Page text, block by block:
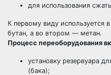
для использования
К первому виду используется
бутан, а во втором — метан.
Процесс переоборудования
установку резервуара
(бака);